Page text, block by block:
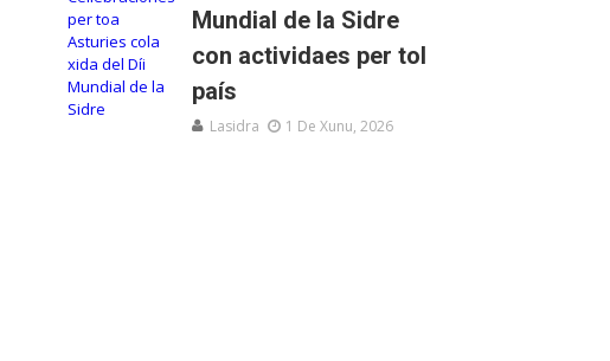
Mundial de la Sidre
con actividaes per tol
país
Lasidra 1 De Xunu, 2026